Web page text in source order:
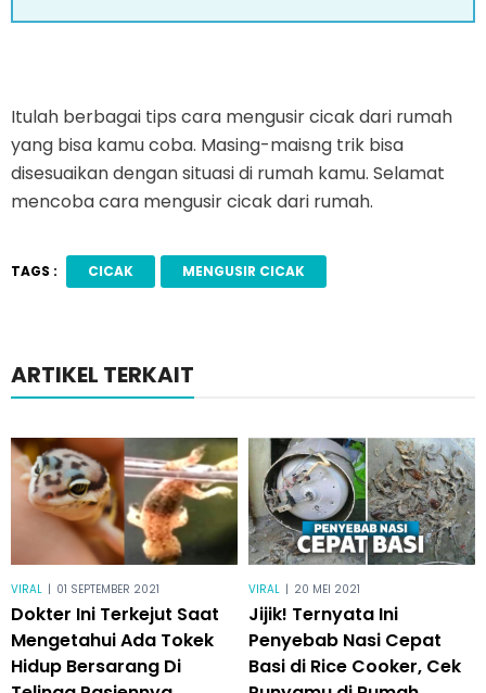
Itulah berbagai tips cara mengusir cicak dari rumah
yang bisa kamu coba. Masing-maisng trik bisa
disesuaikan dengan situasi di rumah kamu. Selamat
mencoba cara mengusir cicak dari rumah.
TAGS : CICAK MENGUSIR CICAK
ARTIKEL TERKAIT
VIRAL | 01 SEPTEMBER 2021
Dokter Ini Terkejut Saat
Mengetahui Ada Tokek
Hidup Bersarang Di
VIRAL | 20 MEI 2021
Jijik! Ternyata Ini
Penyebab Nasi Cepat
Basi di Rice Cooker, Cek